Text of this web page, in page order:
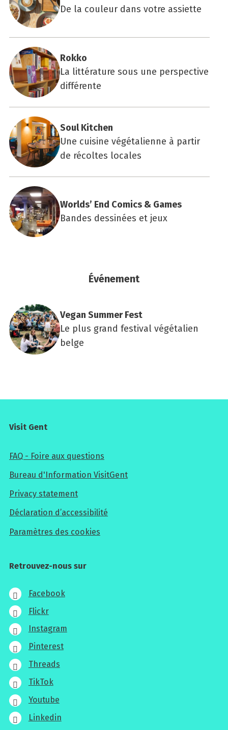
De la couleur dans votre assiette
Rok­ko
La littérature sous une perspective
différente
Soul Kit­chen
Une cuisine végétalienne à partir
de récoltes locales
Worlds’ End Comics & Games
Bandes dessinées et jeux
Événement
Vegan Sum­mer Fest
Le plus grand festival végétalien
belge
Visit Gent
FAQ - Foire aux questions
Bureau d'Information VisitGent
Privacy statement
Déclaration d’accessibilité
Paramètres des cookies
Retrouvez-nous sur
Facebook
Flickr
Instagram
Pinterest
Threads
TikTok
Youtube
Linkedin